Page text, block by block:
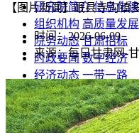
研究院简介 信息化
组织机构 高质量发展
院务动态 甘肃招标
时政要闻 数字经济
经济动态 一带一路
发改视点 乡村振兴
投资分析 发展规划
监测预测 文库下载
【图片新闻】岷县寺沟镇
时间：2026-06-09
来源：每日甘肃网-